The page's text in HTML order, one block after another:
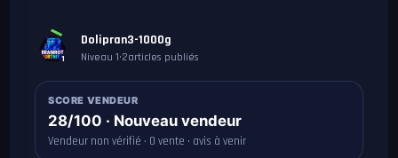
1
Dolipran3-1000g
Niveau 1•2articles publiés
SCORE VENDEUR
28/100 · Nouveau vendeur
Vendeur non vérifié · 0 vente · avis à venir